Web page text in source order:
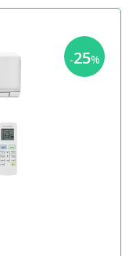
-25%